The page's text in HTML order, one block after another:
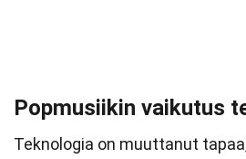
Popmusiikin vaikutus
Teknologia on muuttanut